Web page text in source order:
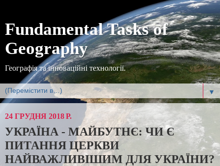
Fundamental Tasks of
Geography
Географія та інноваційні технології.
▼
24 ГРУДНЯ 2018 Р.
УКРАЇНА - МАЙБУТНЄ: ЧИ Є
ПИТАННЯ ЦЕРКВИ
НАЙВАЖЛИВІШИМ ДЛЯ УКРАЇНИ?